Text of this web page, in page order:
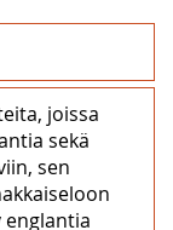
joissa
sekä
sen
englantia